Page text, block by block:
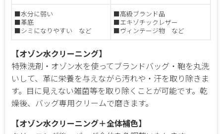
■水分に弱い
■革底
■シミになりやすい など
■高級ブランド品
■エキゾチックレザー
■ヴィンテージ物 など
【オゾン水クリーニング】
特殊洗剤・オゾン水を使ってブランドバッグ・鞄を丸洗
いして、革に栄養を与えながら汚れや・汗を取り除きま
す。目に見えない雑菌等を取り除くことが可能です。乾
燥後、バッグ専用クリームで磨きます。
【オゾン水クリーニング＋全体補色】